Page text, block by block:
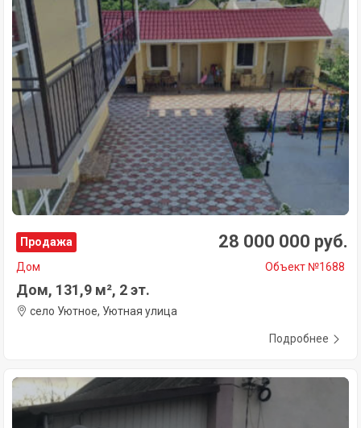
Продажа 28 000 000 руб.
Дом Объект №1688
Дом, 131,9 м², 2 эт.
село Уютное, Уютная улица
Подробнее